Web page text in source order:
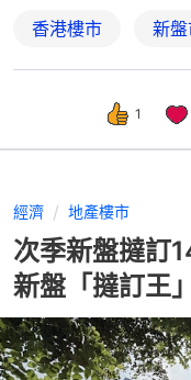
香港樓市 新
1
經濟 地產樓市
次季新盤撻訂
新盤「撻訂王